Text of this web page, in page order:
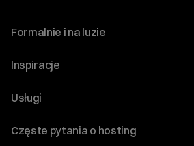
Formalnie i na luzie
O nas
Program Korzyści dla Inwestorów
Regulaminy i specyfikacje
Inspiracje
Blog
WordPress
Usługi
Domeny
Częste pytania o hosting